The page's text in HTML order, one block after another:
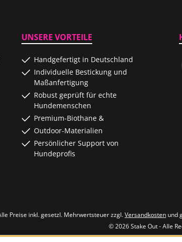
UNSERE VORTEILE
Handgefertigt in Deutschland
Individuelle Bestickung und
Maßanfertigung
Robust geprüft für echte
Hundemenschen
Premium-Biothane &
Outdoor-Materialien
Persönlicher Support von
Hundeprofis
Preise inkl. gesetzl. Mehrwertsteuer zzgl.Versandkosten und
© 2026 Stake Out - Alle